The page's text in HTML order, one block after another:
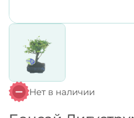
Нет в наличии